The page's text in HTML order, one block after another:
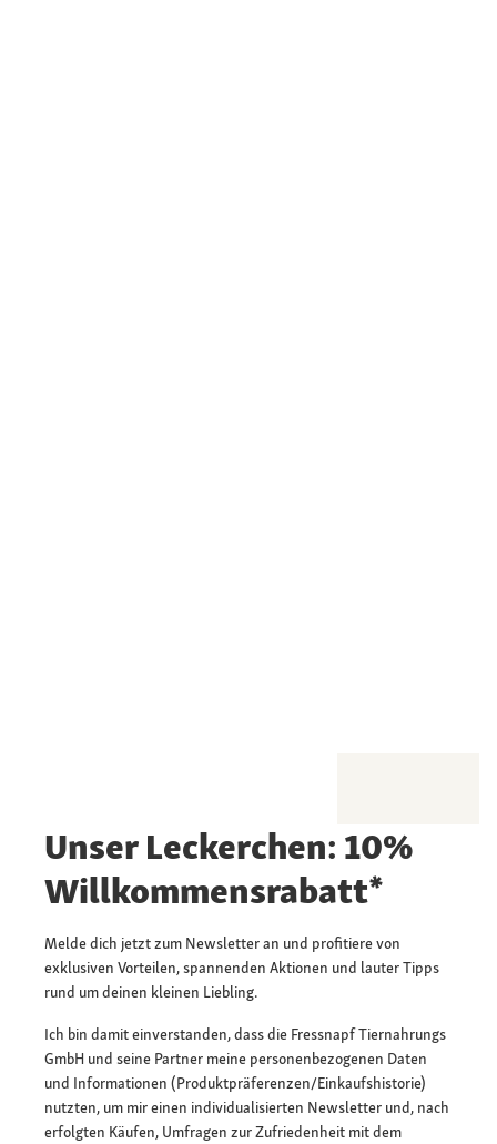
Unser Leckerchen: 10%
Willkommensrabatt*
Melde dich jetzt zum Newsletter an und profitiere von
exklusiven Vorteilen, spannenden Aktionen und lauter Tipps
rund um deinen kleinen Liebling.
Ich bin damit einverstanden, dass die Fressnapf Tiernahrungs
GmbH und seine Partner meine personenbezogenen Daten
und Informationen (Produktpräferenzen/Einkaufshistorie)
nutzten, um mir einen individualisierten Newsletter und, nach
erfolgten Käufen, Umfragen zur Zufriedenheit mit dem